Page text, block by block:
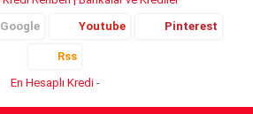
Google Youtube Pinterest
Rss
En Hesaplı Kredi-